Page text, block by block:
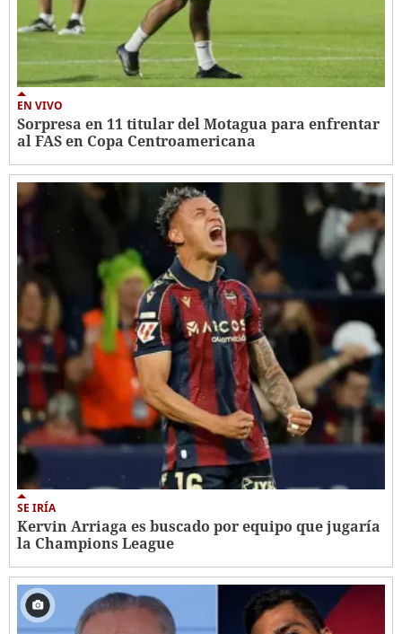
EN VIVO
Sorpresa en 11 titular del Motagua para enfrentar
al FAS en Copa Centroamericana
SE IRÍA
Kervin Arriaga es buscado por equipo que jugaría
la Champions League